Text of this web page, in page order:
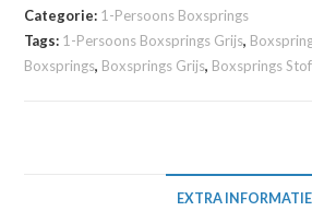
Categorie: 1-Persoons Boxsprings
Tags: 1-Persoons Boxsprings Grijs,
Boxsprings, Boxsprings Grijs, Boxsprings Stof
EXTRA INFORMATIE